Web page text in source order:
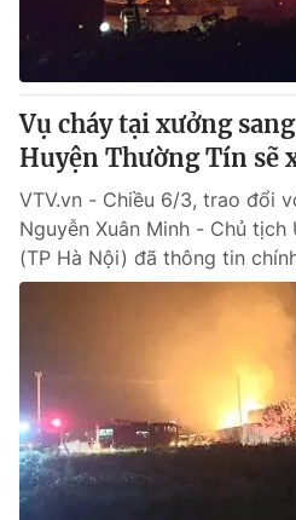
Thế giới đó đây
Câu chuyện quốc tế
Tài chính
Thị trường
Góc doanh nghiệp
Dữ liệu và đời sống
Truyền hình
Phim VTV
Hậu trường
Nhân vật
Giải sao mai
Giải trí
Điện ảnh
Đời sống
Chất lượng cuộc sống
Tuyển sinh
Học trực tuyến
Công nghệ
Hitech Công nghệ tương lai
Sản phẩm
Giao lưu trực tuyến
Vụ cháy tại xưởng
Huyện Thường Tín sẽ
VTV.vn - Chiều 6/3, trao đổi
Nguyễn Xuân Minh - Chủ tịch
(TP Hà Nội) đã thông tin